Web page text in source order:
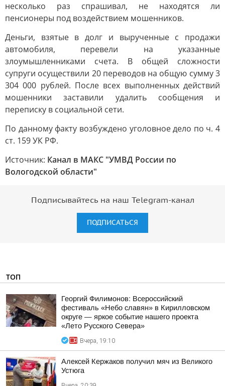
несколько раз спрашивал, не находятся ли
пенсионеры под воздействием мошенников.
Деньги, взятые в долг и вырученные с продажи
автомобиля, перевели на указанные
злоумышленниками счета. В общей сложности
супруги осуществили 20 переводов на общую сумму 3
304 000 рублей. После всех выполненных действий
мошенники заставили удалить сообщения и
переписку в социальной сети.
По данному факту возбуждено уголовное дело по ч. 4
ст. 159 УК РФ.
Источник: Канал в МАКС "УМВД России по
Вологодской области"
Подписывайтесь на наш Telegram-канал
ПОДПИСАТЬСЯ
ТОП
Георгий Филимонов: Всероссийский
фестиваль «Небо славян» в Кирилловском
округе — яркое событие нашего проекта
«Лето Русского Севера»
Вчера, 19:10
Алексей Кержаков получил мяч из Великого
Устюга